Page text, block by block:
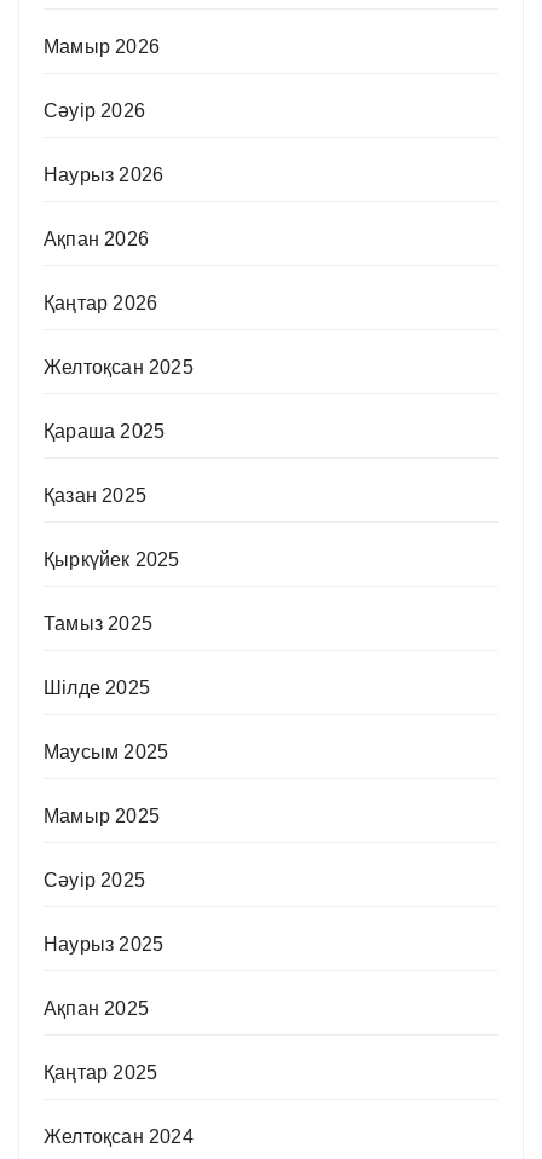
Мамыр 2026
Сәуір 2026
Наурыз 2026
Ақпан 2026
Қаңтар 2026
Желтоқсан 2025
Қараша 2025
Қазан 2025
Қыркүйек 2025
Тамыз 2025
Шілде 2025
Маусым 2025
Мамыр 2025
Сәуір 2025
Наурыз 2025
Ақпан 2025
Қаңтар 2025
Желтоқсан 2024